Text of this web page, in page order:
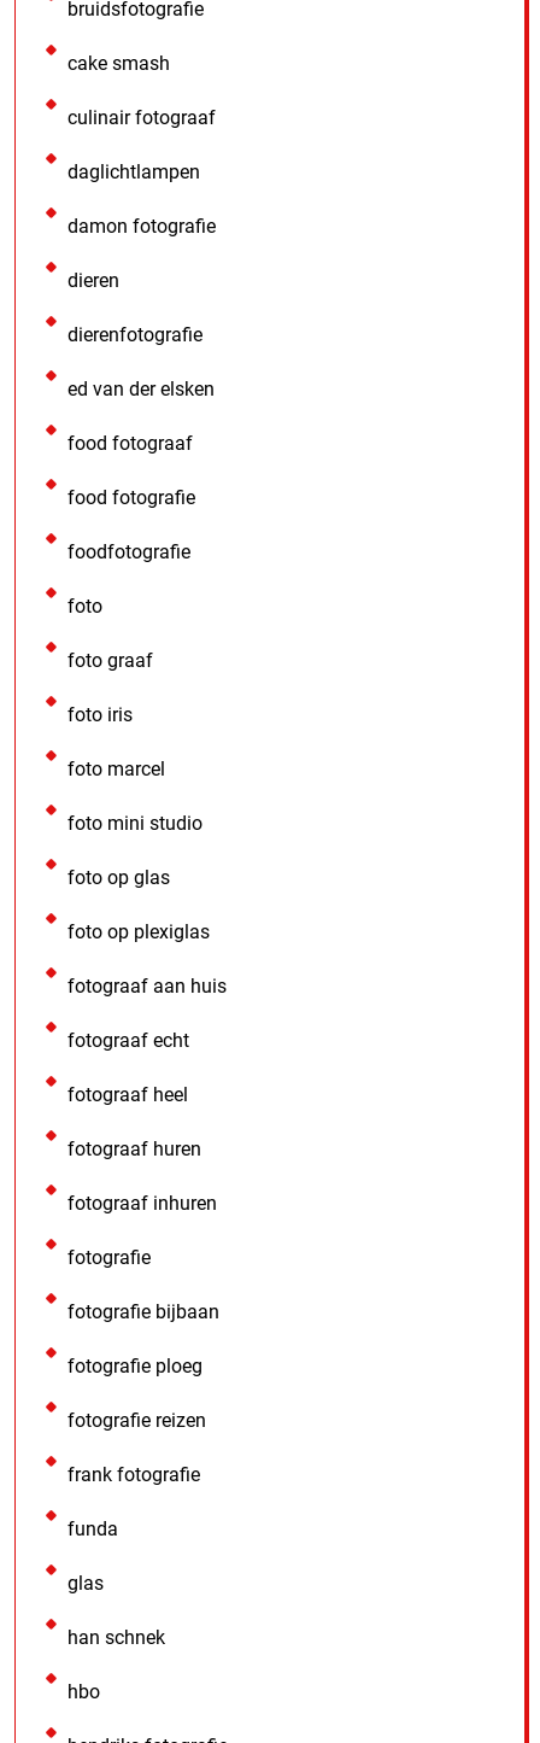
bruidsfotografie
cake smash
culinair fotograaf
daglichtlampen
damon fotografie
dieren
dierenfotografie
ed van der elsken
food fotograaf
food fotografie
foodfotografie
foto
foto graaf
foto iris
foto marcel
foto mini studio
foto op glas
foto op plexiglas
fotograaf aan huis
fotograaf echt
fotograaf heel
fotograaf huren
fotograaf inhuren
fotografie
fotografie bijbaan
fotografie ploeg
fotografie reizen
frank fotografie
funda
glas
han schnek
hbo